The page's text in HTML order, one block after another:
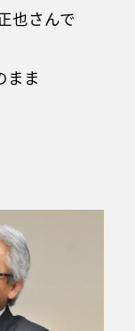
也さんで
まま